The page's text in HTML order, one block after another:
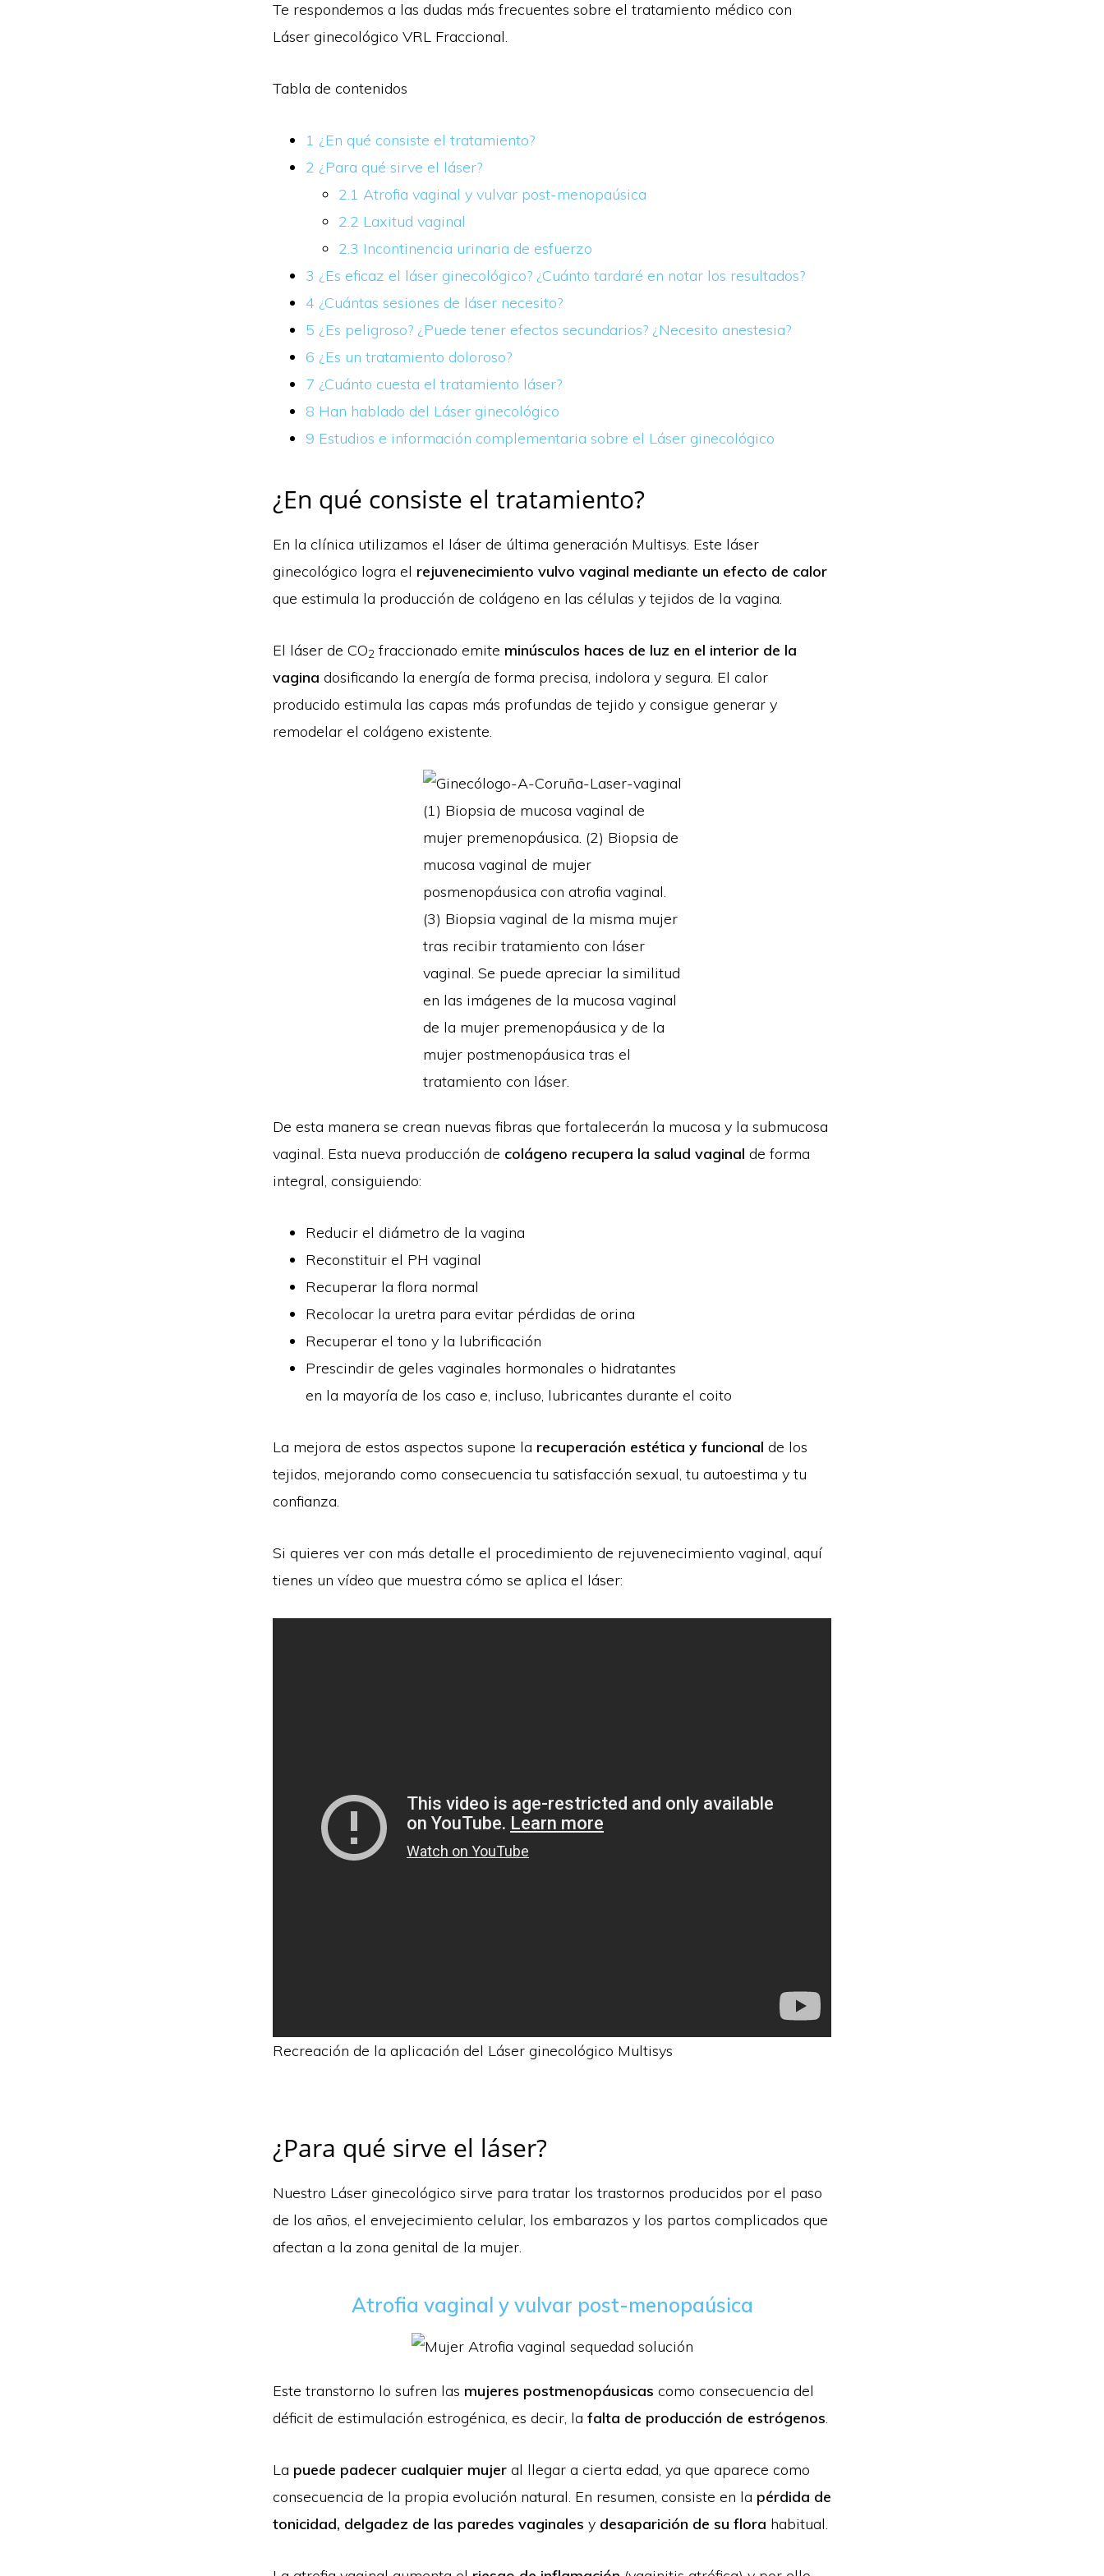
Te respondemos a las dudas más frecuentes sobre el tratamiento médico con
Láser ginecológico VRL Fraccional.
Tabla de contenidos
1 ¿En qué consiste el tratamiento?
2 ¿Para qué sirve el láser?
2.1 Atrofia vaginal y vulvar post-menopaúsica
2.2 Laxitud vaginal
2.3 Incontinencia urinaria de esfuerzo
3 ¿Es eficaz el láser ginecológico? ¿Cuánto tardaré en notar los resultados?
4 ¿Cuántas sesiones de láser necesito?
5 ¿Es peligroso? ¿Puede tener efectos secundarios? ¿Necesito anestesia?
6 ¿Es un tratamiento doloroso?
7 ¿Cuánto cuesta el tratamiento láser?
8 Han hablado del Láser ginecológico
9 Estudios e información complementaria sobre el Láser ginecológico
¿En qué consiste el tratamiento?
En la clínica utilizamos el láser de última generación Multisys. Este láser
ginecológico logra el rejuvenecimiento vulvo vaginal mediante un efecto de calor
que estimula la producción de colágeno en las células y tejidos de la vagina.
El láser de CO2 fraccionado emite minúsculos haces de luz en el interior de la
vagina dosificando la energía de forma precisa, indolora y segura. El calor
producido estimula las capas más profundas de tejido y consigue generar y
remodelar el colágeno existente.
(1) Biopsia de mucosa vaginal de
mujer premenopáusica. (2) Biopsia de
mucosa vaginal de mujer
posmenopáusica con atrofia vaginal.
(3) Biopsia vaginal de la misma mujer
tras recibir tratamiento con láser
vaginal. Se puede apreciar la similitud
en las imágenes de la mucosa vaginal
de la mujer premenopáusica y de la
mujer postmenopáusica tras el
tratamiento con láser.
De esta manera se crean nuevas fibras que fortalecerán la mucosa y la submucosa
vaginal. Esta nueva producción de colágeno recupera la salud vaginal de forma
integral, consiguiendo:
Reducir el diámetro de la vagina
Reconstituir el PH vaginal
Recuperar la flora normal
Recolocar la uretra para evitar pérdidas de orina
Recuperar el tono y la lubrificación
Prescindir de geles vaginales hormonales o hidratantes
en la mayoría de los caso e, incluso, lubricantes durante el coito
La mejora de estos aspectos supone la recuperación estética y funcional de los
tejidos, mejorando como consecuencia tu satisfacción sexual, tu autoestima y tu
confianza.
Si quieres ver con más detalle el procedimiento de rejuvenecimiento vaginal, aquí
tienes un vídeo que muestra cómo se aplica el láser:
Recreación de la aplicación del Láser ginecológico Multisys
¿Para qué sirve el láser?
Nuestro Láser ginecológico sirve para tratar los trastornos producidos por el paso
de los años, el envejecimiento celular, los embarazos y los partos complicados que
afectan a la zona genital de la mujer.
Atrofia vaginal y vulvar post-menopaúsica
Este transtorno lo sufren las mujeres postmenopáusicas como consecuencia del
déficit de estimulación estrogénica, es decir, la falta de producción de estrógenos.
La puede padecer cualquier mujer al llegar a cierta edad, ya que aparece como
consecuencia de la propia evolución natural. En resumen, consiste en la pérdida de
tonicidad, delgadez de las paredes vaginales y desaparición de su flora habitual.